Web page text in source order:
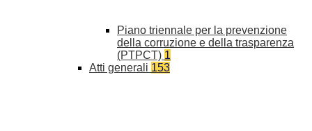
Piano triennale per la prevenzione
della corruzione e della trasparenza
(PTPCT) 1
Atti generali 153